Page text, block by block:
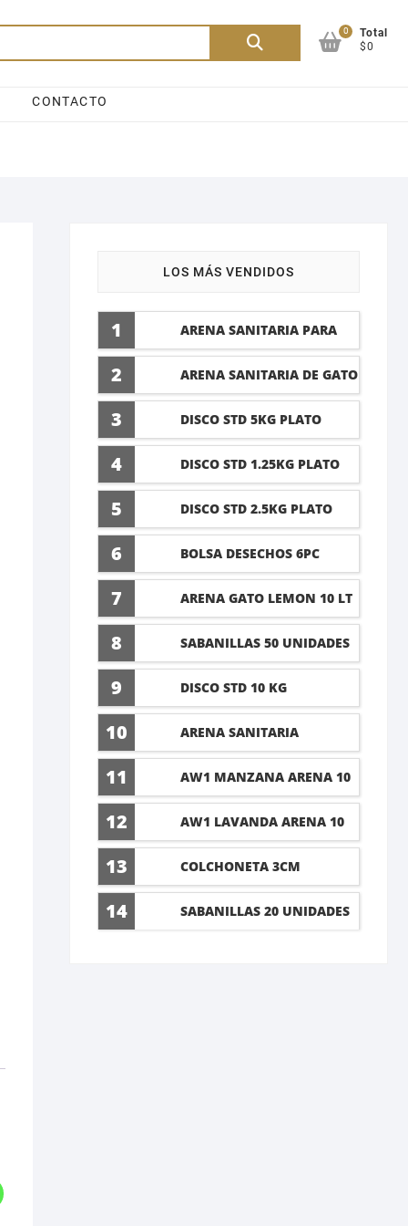
Buscar
0
Total
$0
CONTACTO
LOS MÁS VENDIDOS
1 ARENA SANITARIA PARA
GATO LAVANDA 10 LTI
2 ARENA SANITARIA DE GATO
5 LT
3 DISCO STD 5KG PLATO
4 DISCO STD 1.25KG PLATO
5 DISCO STD 2.5KG PLATO
6 BOLSA DESECHOS 6PC
7 ARENA GATO LEMON 10 LT
8 SABANILLAS 50 UNIDADES
TALLA M 60X45CM
9 DISCO STD 10 KG
10 ARENA SANITARIA
LAVANDA 8KG
11 AW1 MANZANA ARENA 10
LT
12 AW1 LAVANDA ARENA 10
LT
13 COLCHONETA 3CM
14 SABANILLAS 20 UNIDADES